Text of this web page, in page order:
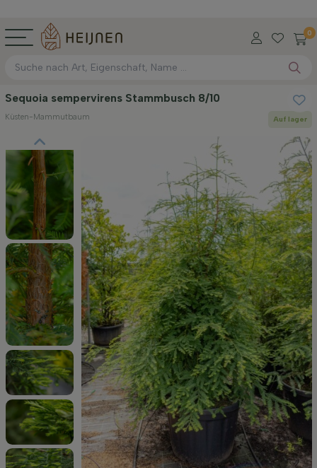
0
Sequoia sempervirens Stammbusch 8/10
Küsten-Mammutbaum Auf lager